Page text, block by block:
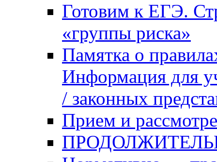
Готовим к ЕГЭ.
«группы риска»
Памятка о
Информация для
/ законных
Прием и